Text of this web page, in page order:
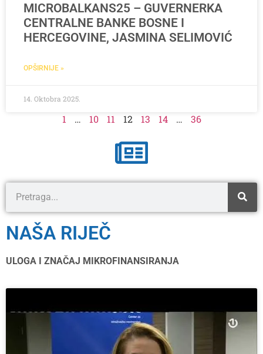
MICROBALKANS25 – GUVERNERKA
CENTRALNE BANKE BOSNE I
HERCEGOVINE, JASMINA SELIMOVIĆ
OPŠIRNIJE »
14. Oktobra 2025.
1 … 10 11 12 13 14 … 36
NAŠA RIJEČ
ULOGA I ZNAČAJ MIKROFINANSIRANJA